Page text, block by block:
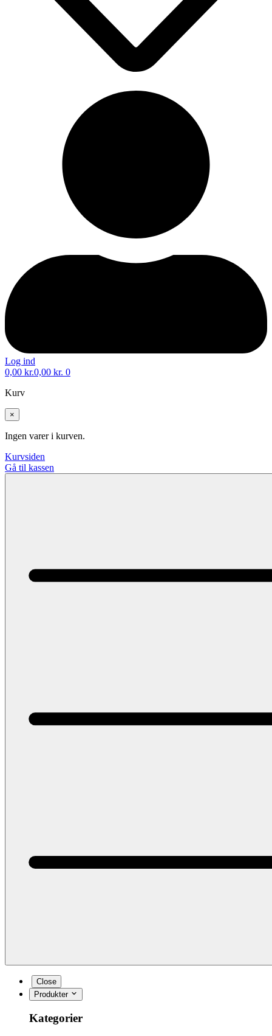
Log ind
0,00 kr.0,00 kr. 0
Kurv
×
Ingen varer i kurven.
Kurvsiden
Gå til kassen
Close
Produkter
Kategorier